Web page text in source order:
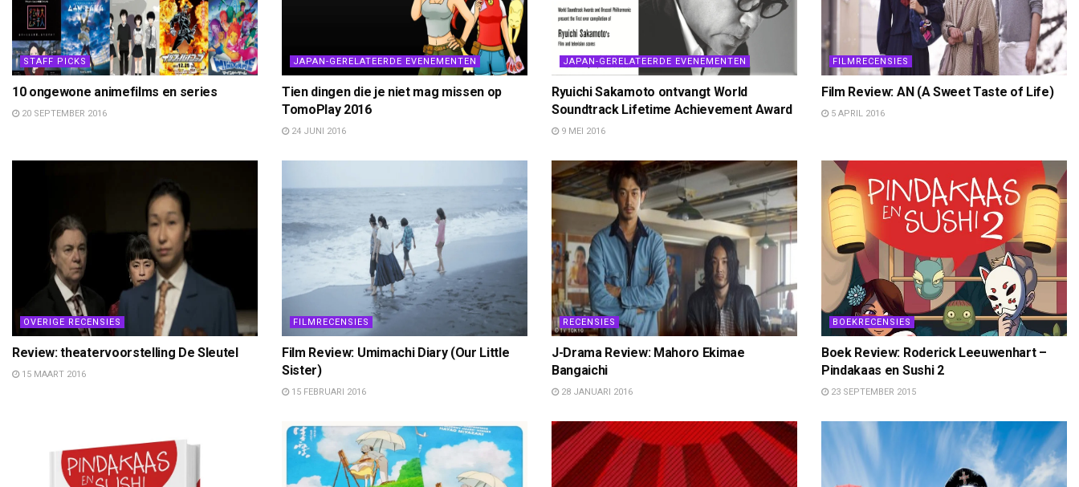
STAFF PICKS
10 ongewone animefilms en series
20 SEPTEMBER 2016
JAPAN-GERELATEERDE EVENEMENTEN
Tien dingen die je niet mag missen op
TomoPlay 2016
24 JUNI 2016
JAPAN-GERELATEERDE EVENEMENTEN
Ryuichi Sakamoto ontvangt World
Soundtrack Lifetime Achievement Award
9 MEI 2016
FILMRECENSIES
Film Review: AN (A Sweet Taste of Life)
5 APRIL 2016
OVERIGE RECENSIES
Review: theatervoorstelling De Sleutel
15 MAART 2016
FILMRECENSIES
Film Review: Umimachi Diary (Our Little
Sister)
15 FEBRUARI 2016
RECENSIES
J-Drama Review: Mahoro Ekimae
Bangaichi
28 JANUARI 2016
BOEKRECENSIES
Boek Review: Roderick Leeuwenhart –
Pindakaas en Sushi 2
23 SEPTEMBER 2015